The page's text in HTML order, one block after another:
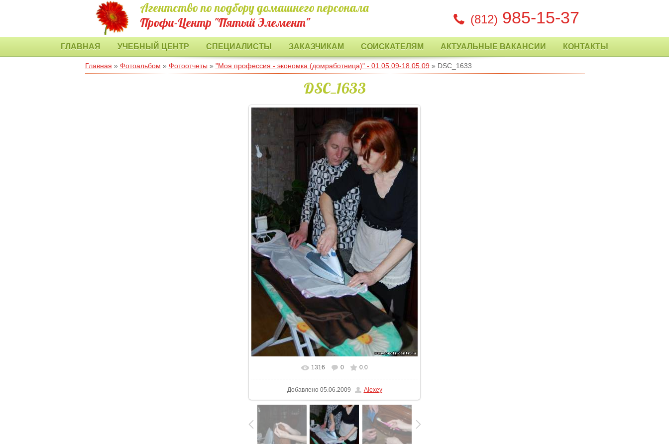
(812) 985-15-37
Агентство по подбору домашнего персонала
Профи-Центр "Пятый Элемент"
ГЛАВНАЯ УЧЕБНЫЙ ЦЕНТР СПЕЦИАЛИСТЫ ЗАКАЗЧИКАМ СОИСКАТЕЛЯМ АКТУАЛЬНЫЕ ВАКАНСИИ КОНТАКТЫ
Главная » Фотоальбом » Фотоотчеты » "Моя профессия - экономка (домработница)" - 01.05.09-18.05.09 » DSC_1633
DSC_1633
В реальном размере 519x775
1316 0 0.0
Добавлено 05.06.2009 Alexey